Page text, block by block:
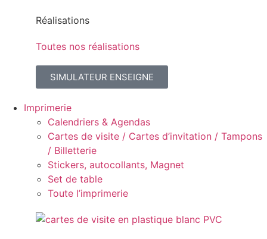
Réalisations
Toutes nos réalisations
SIMULATEUR ENSEIGNE
Imprimerie
Calendriers & Agendas
Cartes de visite / Cartes d’invitation / Tampons
/ Billetterie
Stickers, autocollants, Magnet
Set de table
Toute l’imprimerie